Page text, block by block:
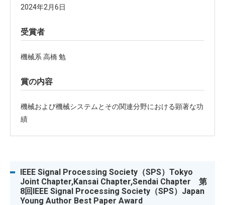
2024年2月6日
受賞者
機械系 高橋 勉
賞の内容
機械および機械システムとその関連分野における顕著な功
績
IEEE Signal Processing Society（SPS）Tokyo
Joint Chapter,Kansai Chapter,Sendai Chapter 第
8回IEEE Signal Processing Society（SPS）Japan
Young Author Best Paper Award